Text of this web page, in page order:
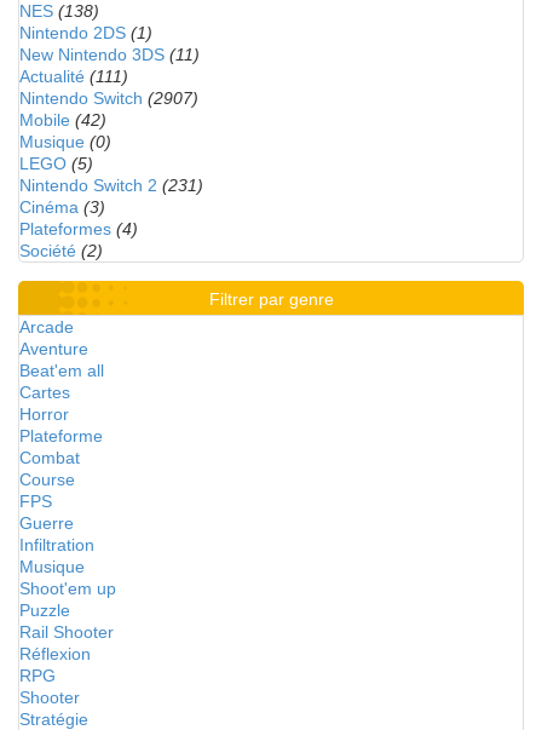
NES (138)
Nintendo 2DS (1)
New Nintendo 3DS (11)
Actualité (111)
Nintendo Switch (2907)
Mobile (42)
Musique (0)
LEGO (5)
Nintendo Switch 2 (231)
Cinéma (3)
Plateformes (4)
Société (2)
Filtrer par genre
Arcade
Aventure
Beat'em all
Cartes
Horror
Plateforme
Combat
Course
FPS
Guerre
Infiltration
Musique
Shoot'em up
Puzzle
Rail Shooter
Réflexion
RPG
Shooter
Stratégie